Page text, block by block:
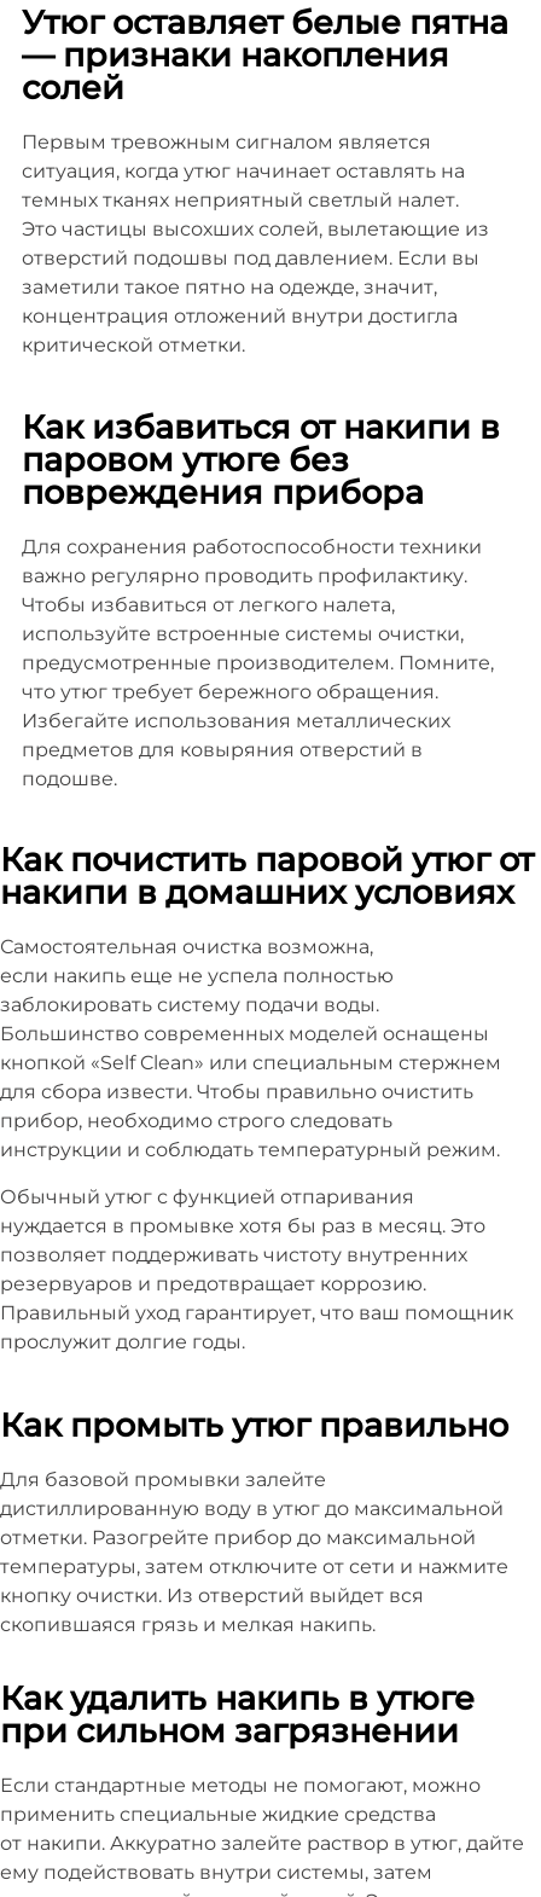
Утюг оставляет белые пятна
— признаки накопления
солей
Первым тревожным сигналом является
ситуация, когда утюг начинает оставлять на
темных тканях неприятный светлый налет.
Это частицы высохших солей, вылетающие из
отверстий подошвы под давлением. Если вы
заметили такое пятно на одежде, значит,
концентрация отложений внутри достигла
критической отметки.
Как избавиться от накипи в
паровом утюге без
повреждения прибора
Для сохранения работоспособности техники
важно регулярно проводить профилактику.
Чтобы избавиться от легкого налета,
используйте встроенные системы очистки,
предусмотренные производителем. Помните,
что утюг требует бережного обращения.
Избегайте использования металлических
предметов для ковыряния отверстий в
подошве.
Как почистить паровой утюг от
накипи в домашних условиях
Самостоятельная очистка возможна,
если накипь еще не успела полностью
заблокировать систему подачи воды.
Большинство современных моделей оснащены
кнопкой «Self Clean» или специальным стержнем
для сбора извести. Чтобы правильно очистить
прибор, необходимо строго следовать
инструкции и соблюдать температурный режим.
Обычный утюг с функцией отпаривания
нуждается в промывке хотя бы раз в месяц. Это
позволяет поддерживать чистоту внутренних
резервуаров и предотвращает коррозию.
Правильный уход гарантирует, что ваш помощник
прослужит долгие годы.
Как промыть утюг правильно
Для базовой промывки залейте
дистиллированную воду в утюг до максимальной
отметки. Разогрейте прибор до максимальной
температуры, затем отключите от сети и нажмите
кнопку очистки. Из отверстий выйдет вся
скопившаяся грязь и мелкая накипь.
Как удалить накипь в утюге
при сильном загрязнении
Если стандартные методы не помогают, можно
применить специальные жидкие средства
от накипи. Аккуратно залейте раствор в утюг, дайте
ему подействовать внутри системы, затем